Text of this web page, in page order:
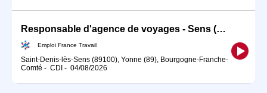
Responsable d'agence de voyages - Sens (H/F)
Emploi France Travail
Saint-Denis-lès-Sens (89100), Yonne (89), Bourgogne-Franche-
Comté - CDI - 04/08/2026